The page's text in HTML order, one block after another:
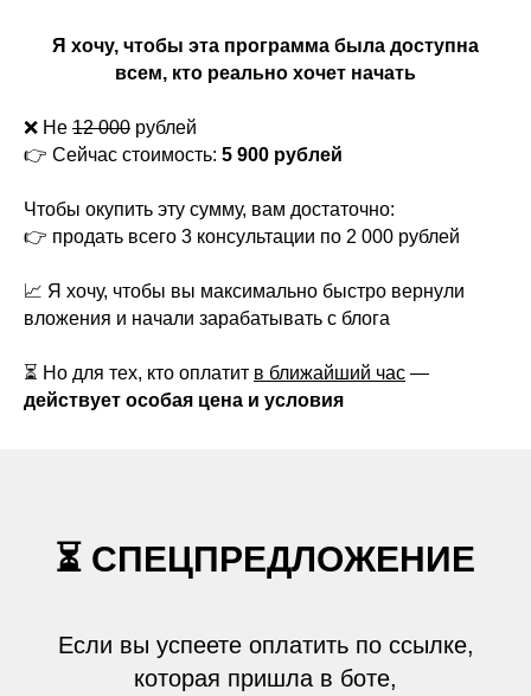
Я хочу, чтобы эта программа была доступна
всем, кто реально хочет начать
❌ Не 12 000 рублей
👉 Сейчас стоимость: 5 900 рублей
Чтобы окупить эту сумму, вам достаточно:
👉 продать всего 3 консультации по 2 000 рублей
📈 Я хочу, чтобы вы максимально быстро вернули
вложения и начали зарабатывать с блога
⏳ Но для тех, кто оплатит в ближайший час —
действует особая цена и условия
⏳ СПЕЦПРЕДЛОЖЕНИЕ
Если вы успеете оплатить по ссылке,
которая пришла в боте,